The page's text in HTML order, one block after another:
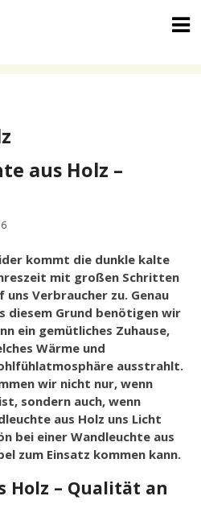
aus Holz –
kommt die dunkle kalte
mit großen Schritten
uns Verbraucher zu. Genau
diesem Grund benötigen wir
ein gemütliches Zuhause,
Wärme und
ausstrahlt.
wir nicht nur, wenn
sondern auch, wenn
aus Holz uns Licht
bei einer Wandleuchte aus
zum Einsatz kommen kann.
Holz – Qualität an